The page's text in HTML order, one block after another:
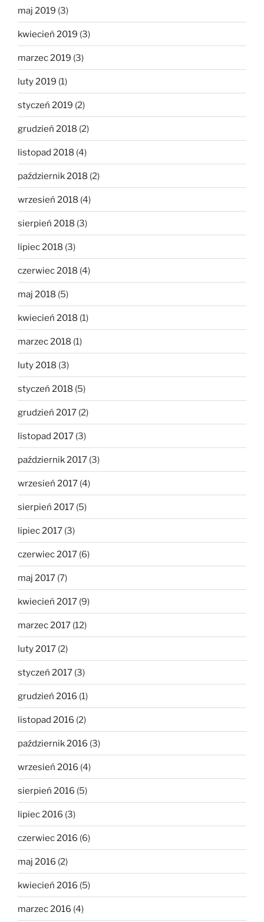
maj 2019 (3)
kwiecień 2019 (3)
marzec 2019 (3)
luty 2019 (1)
styczeń 2019 (2)
grudzień 2018 (2)
listopad 2018 (4)
październik 2018 (2)
wrzesień 2018 (4)
sierpień 2018 (3)
lipiec 2018 (3)
czerwiec 2018 (4)
maj 2018 (5)
kwiecień 2018 (1)
marzec 2018 (1)
luty 2018 (3)
styczeń 2018 (5)
grudzień 2017 (2)
listopad 2017 (3)
październik 2017 (3)
wrzesień 2017 (4)
sierpień 2017 (5)
lipiec 2017 (3)
czerwiec 2017 (6)
maj 2017 (7)
kwiecień 2017 (9)
marzec 2017 (12)
luty 2017 (2)
styczeń 2017 (3)
grudzień 2016 (1)
listopad 2016 (2)
październik 2016 (3)
wrzesień 2016 (4)
sierpień 2016 (5)
lipiec 2016 (3)
czerwiec 2016 (6)
maj 2016 (2)
kwiecień 2016 (5)
marzec 2016 (4)